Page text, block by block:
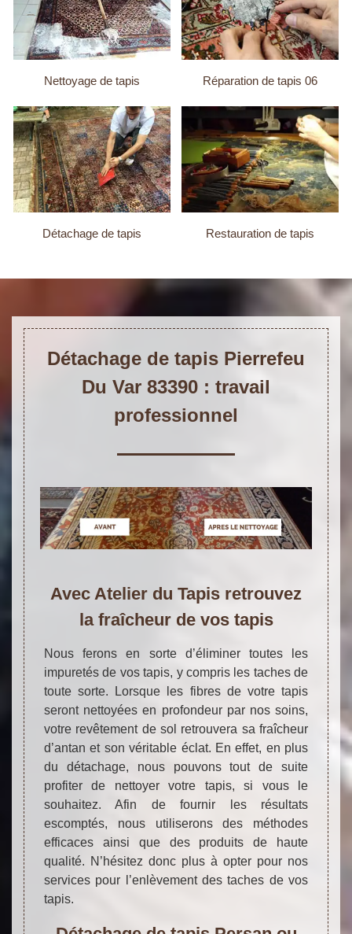
Nettoyage de tapis Réparation de tapis 06
Détachage de tapis Restauration de tapis
Détachage de tapis Pierrefeu
Du Var 83390 : travail
professionnel
Avec Atelier du Tapis retrouvez
la fraîcheur de vos tapis
Nous ferons en sorte d’éliminer toutes les
impuretés de vos tapis, y compris les taches de
toute sorte. Lorsque les fibres de votre tapis
seront nettoyées en profondeur par nos soins,
votre revêtement de sol retrouvera sa fraîcheur
d’antan et son véritable éclat. En effet, en plus
du détachage, nous pouvons tout de suite
profiter de nettoyer votre tapis, si vous le
souhaitez. Afin de fournir les résultats
escomptés, nous utiliserons des méthodes
efficaces ainsi que des produits de haute
qualité. N’hésitez donc plus à opter pour nos
services pour l’enlèvement des taches de vos
tapis.